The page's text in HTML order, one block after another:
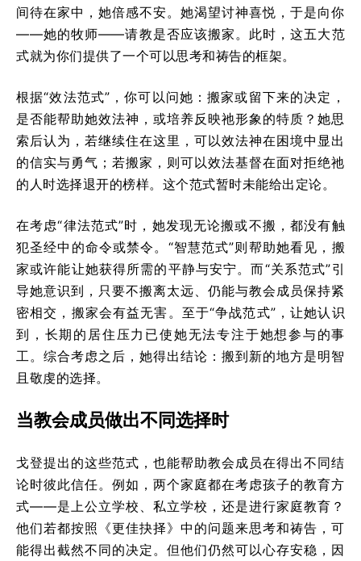
间待在家中，她倍感不安。她渴望讨神喜悦，于是向你
——她的牧师——请教是否应该搬家。此时，这五大范
式就为你们提供了一个可以思考和祷告的框架。
根据“效法范式”，你可以问她：搬家或留下来的决定，
是否能帮助她效法神，或培养反映祂形象的特质？她思
索后认为，若继续住在这里，可以效法神在困境中显出
的信实与勇气；若搬家，则可以效法基督在面对拒绝祂
的人时选择退开的榜样。这个范式暂时未能给出定论。
在考虑“律法范式”时，她发现无论搬或不搬，都没有触
犯圣经中的命令或禁令。“智慧范式”则帮助她看见，搬
家或许能让她获得所需的平静与安宁。而“关系范式”引
导她意识到，只要不搬离太远、仍能与教会成员保持紧
密相交，搬家会有益无害。至于“争战范式”，让她认识
到，长期的居住压力已使她无法专注于她想参与的事
工。综合考虑之后，她得出结论：搬到新的地方是明智
且敬虔的选择。
当教会成员做出不同选择时
戈登提出的这些范式，也能帮助教会成员在得出不同结
论时彼此信任。例如，两个家庭都在考虑孩子的教育方
式——是上公立学校、私立学校，还是进行家庭教育？
他们若都按照《更佳抉择》中的问题来思考和祷告，可
能得出截然不同的决定。但他们仍然可以心存安稳，因